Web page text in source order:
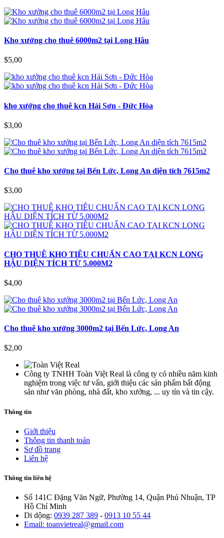
Kho xưởng cho thuê 6000m2 tại Long Hâu
$5,00
kho xưởng cho thuê kcn Hải Sơn - Đức Hòa
$3,00
Cho thuê kho xưởng tại Bến Lức, Long An diện tích 7615m2
$3,00
CHO THUÊ KHO TIÊU CHUẨN CAO TẠI KCN LONG
HẬU DIỆN TÍCH TỪ 5.000M2
$4,00
Cho thuê kho xưởng 3000m2 tại Bến Lức, Long An
$2,00
Công ty TNHH Toàn Việt Real là công ty có nhiều năm kinh
nghiệm trong việc tư vấn, giới thiệu các sản phẩm bất động
sản như văn phòng, nhà đất, kho xưởng, ... uy tín và tin cậy.
Thông tin
Giới thiệu
Thông tin thanh toán
Sơ đồ trang
Liên hệ
Thông tin liên hệ
Số 141C Đặng Văn Ngữ, Phường 14, Quận Phú Nhuận, TP
Hồ Chí Minh
Di dộng: 0939 287 389 - 0913 10 55 44
Email: toanvietreal@gmail.com